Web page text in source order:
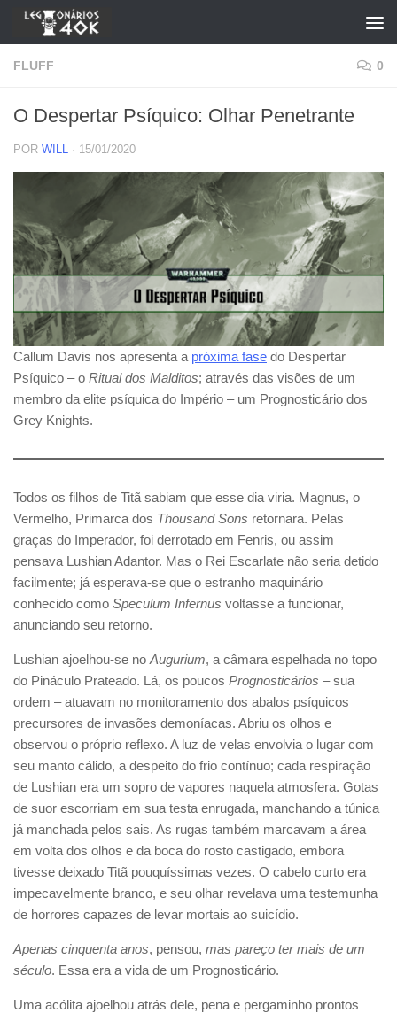
Skip to content
FLUFF 0
O Despertar Psíquico: Olhar Penetrante
POR WILL · 15/01/2020
Callum Davis nos apresenta a próxima fase do Despertar
Psíquico – o Ritual dos Malditos; através das visões de um
membro da elite psíquica do Império – um Prognosticário dos
Grey Knights.
Todos os filhos de Titã sabiam que esse dia viria. Magnus, o
Vermelho, Primarca dos Thousand Sons retornara. Pelas
graças do Imperador, foi derrotado em Fenris, ou assim
pensava Lushian Adantor. Mas o Rei Escarlate não seria detido
facilmente; já esperava-se que o estranho maquinário
conhecido como Speculum Infernus voltasse a funcionar,
anunciando seu retorno.
Lushian ajoelhou-se no Augurium, a câmara espelhada no topo
do Pináculo Prateado. Lá, os poucos Prognosticários – sua
ordem – atuavam no monitoramento dos abalos psíquicos
precursores de invasões demoníacas. Abriu os olhos e
observou o próprio reflexo. A luz de velas envolvia o lugar com
seu manto cálido, a despeito do frio contínuo; cada respiração
de Lushian era um sopro de vapores naquela atmosfera. Gotas
de suor escorriam em sua testa enrugada, manchando a túnica
já manchada pelos sais. As rugas também marcavam a área
em volta dos olhos e da boca do rosto castigado, embora
tivesse deixado Titã pouquíssimas vezes. O cabelo curto era
impecavelmente branco, e seu olhar revelava uma testemunha
de horrores capazes de levar mortais ao suicídio.
Apenas cinquenta anos, pensou, mas pareço ter mais de um
século. Essa era a vida de um Prognosticário.
Uma acólita ajoelhou atrás dele, pena e pergaminho prontos